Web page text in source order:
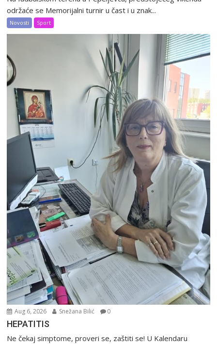
održaće se Memorijalni turnir u čast i u znak...
Novosti Sport
Aug 6, 2026 Snežana Bilić 0
HEPATITIS
Ne čekaj simptome, proveri se, zaštiti se! U Kalendaru